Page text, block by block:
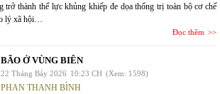
trở thành thế lực khủng khiếp đe dọa thống trị toàn bộ cơ chế
lý xã hội…
Đọc thêm
BÃO Ở VÙNG BIÊN
22 Tháng Bảy 2026 10:23 CH (Xem: 1598)
PHAN THANH BÌNH